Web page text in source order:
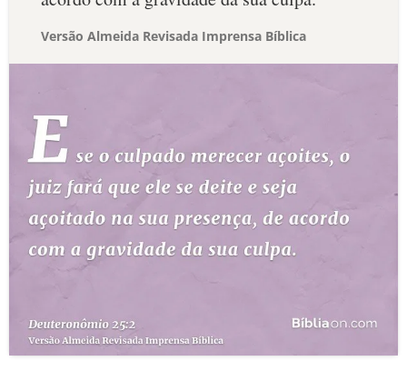
Versão Almeida Revisada Imprensa Bíblica